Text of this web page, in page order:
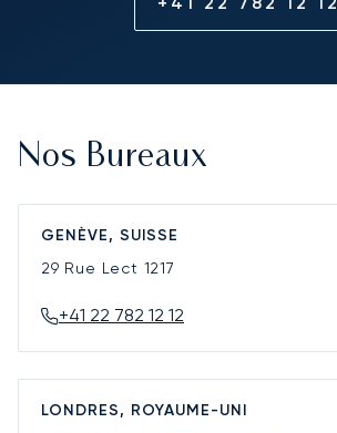
Nos Bureaux
GENÈVE, SUISSE
29 Rue Lect 1217
+41 22 782 12 12
LONDRES, ROYAUME-UNI